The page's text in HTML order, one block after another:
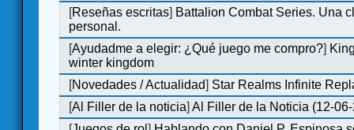
[Reseñas escritas] Battalion Combat Series. Una
personal.
[Ayudadme a elegir: ¿Qué juego me compro?]
winter kingdom
[Novedades / Actualidad] Star Realms Infinite
[Al Filler de la noticia]Al Filler de la Noticia (12-